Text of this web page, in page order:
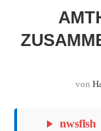
von
nwsflsh